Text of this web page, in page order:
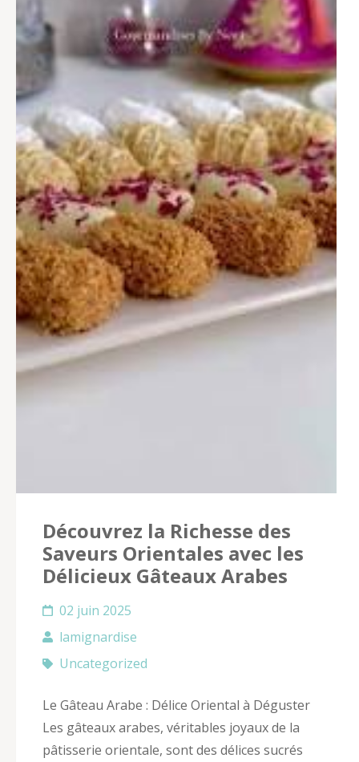
Découvrez la Richesse des
Saveurs Orientales avec les
Délicieux Gâteaux Arabes
02 juin 2025
lamignardise
Uncategorized
Le Gâteau Arabe : Délice Oriental à Déguster
Les gâteaux arabes, véritables joyaux de la
pâtisserie orientale, sont des délices sucrés